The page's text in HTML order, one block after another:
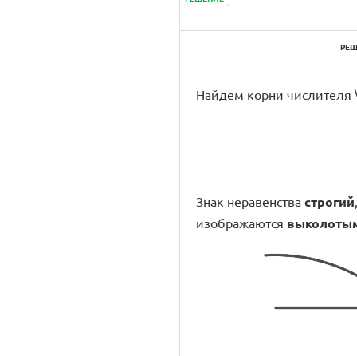
Найдем корни числителя
Знак неравенства строгий
изображаются